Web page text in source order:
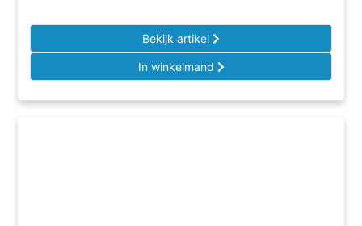
Bekijk artikel
In winkelmand